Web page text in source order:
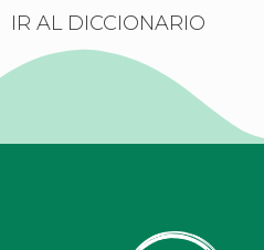
IR AL DICCIONARIO
GUADIANA